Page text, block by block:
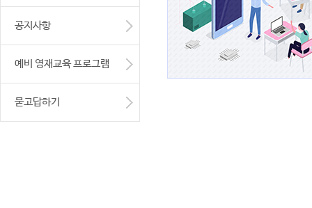
공지사항
예비 영재교육 프로그램
묻고답하기